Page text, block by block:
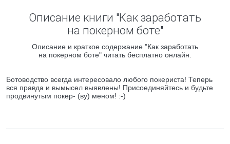
Описание книги "Как заработать
на покерном боте"
Описание и краткое содержание "Как заработать
на покерном боте" читать бесплатно онлайн.
Ботоводство всегда интересовало любого покериста! Теперь
вся правда и вымысел выявлены! Присоединяйтесь и будьте
продвинутым покер- (ву) меном! :-)